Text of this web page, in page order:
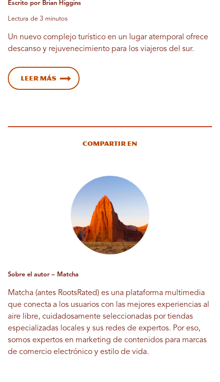
Escrito por Brian Higgins
Lectura de 3 minutos
Un nuevo complejo turístico en un lugar atemporal ofrece
descanso y rejuvenecimiento para los viajeros del sur.
Leer más
Compartir en
Sobre el autor – Matcha
Matcha (antes RootsRated) es una plataforma multimedia
que conecta a los usuarios con las mejores experiencias al
aire libre, cuidadosamente seleccionadas por tiendas
especializadas locales y sus redes de expertos. Por eso,
somos expertos en marketing de contenidos para marcas
de comercio electrónico y estilo de vida.